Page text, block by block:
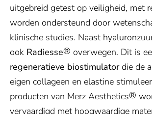
uitgebreid getest op veiligheid, met
worden ondersteund door
klinische studies. Naast
ook Radiesse® overwegen. Dit is
regeneratieve biostimulatordie de
eigen collageen en elastine
producten van Merz Aesthetics®
vervaardigd met hoogwaardige